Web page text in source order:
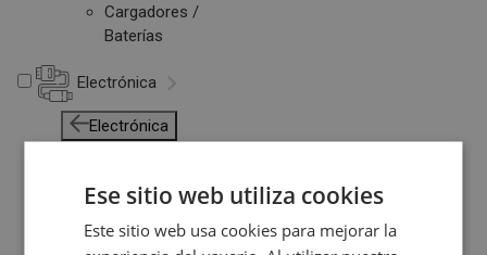
Cargadores /
Baterías
Electrónica
Electrónica
Domótica
Juegos de Consolas
Ese sitio web utiliza cookies
Este sitio web usa cookies para mejorar la